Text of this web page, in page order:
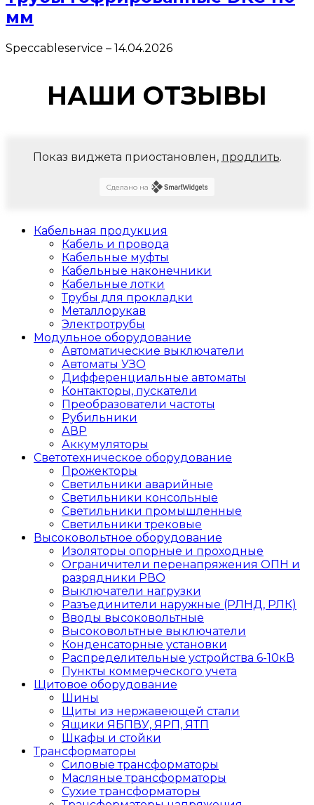
мм
Speccableservice – 14.04.2026
НАШИ ОТЗЫВЫ
Показ виджета приостановлен, продлить.
Сделано на
Кабельная продукция
Кабель и провода
Кабельные муфты
Кабельные наконечники
Кабельные лотки
Трубы для прокладки
Металлорукав
Электротрубы
Модульное оборудование
Автоматические выключатели
Автоматы УЗО
Дифференциальные автоматы
Контакторы, пускатели
Преобразователи частоты
Рубильники
АВР
Аккумуляторы
Светотехническое оборудование
Прожекторы
Светильники аварийные
Светильники консольные
Светильники промышленные
Светильники трековые
Высоковольтное оборудование
Изоляторы опорные и проходные
Ограничители перенапряжения ОПН и
разрядники РВО
Выключатели нагрузки
Разъединители наружные (РЛНД, РЛК)
Вводы высоковольтные
Высоковольтные выключатели
Конденсаторные установки
Распределительные устройства 6-10кВ
Пункты коммерческого учета
Щитовое оборудование
Шины
Щиты из нержавеющей стали
Ящики ЯБПВУ, ЯРП, ЯТП
Шкафы и стойки
Трансформаторы
Силовые трансформаторы
Масляные трансформаторы
Сухие трансформаторы